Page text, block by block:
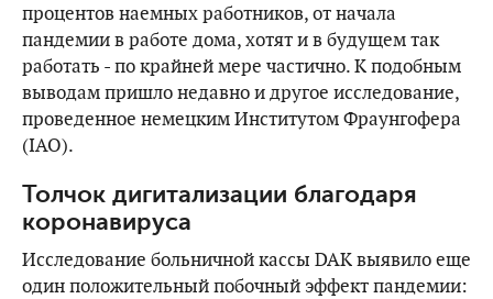
процентов наемных работников, от начала
пандемии в работе дома, хотят и в будущем так
работать - по крайней мере частично. К подобным
выводам пришло недавно и другое исследование,
проведенное немецким Институтом Фраунгофера
(IAO).
Толчок дигитализации благодаря
коронавируса
Исследование больничной кассы DAK выявило еще
один положительный побочный эффект пандемии: